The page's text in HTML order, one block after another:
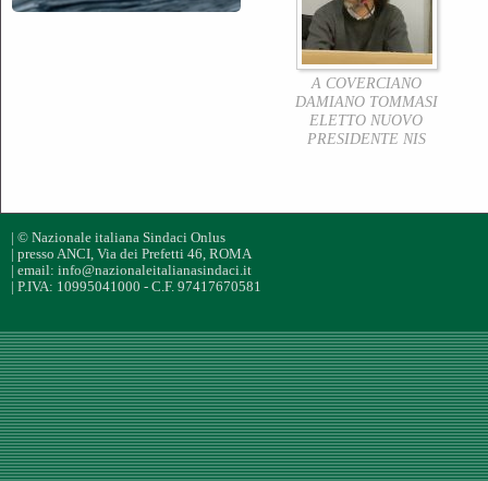
A COVERCIANO
DAMIANO TOMMASI
ELETTO NUOVO
PRESIDENTE NIS
| © Nazionale italiana Sindaci Onlus
| presso ANCI, Via dei Prefetti 46, ROMA
| email: info@nazionaleitalianasindaci.it
| P.IVA: 10995041000 - C.F. 97417670581